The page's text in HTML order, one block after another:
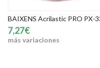
BAIXENS Acrilastic PRO PX-
7,27€
más variaciones